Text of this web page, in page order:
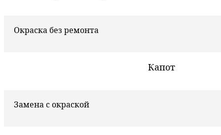
Окраска без ремонта
Капот
Замена с окраской